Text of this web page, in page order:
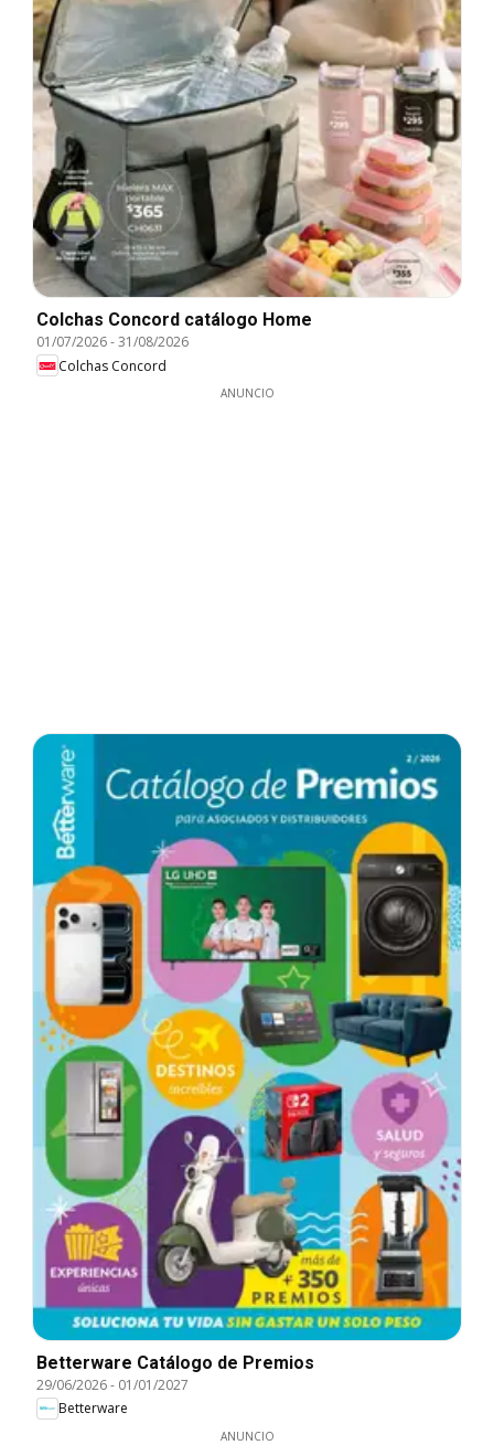
Colchas Concord catálogo Home
01/07/2026-31/08/2026
Colchas Concord
ANUNCIO
Betterware Catálogo de Premios
29/06/2026- 01/01/2027
Betterware
ANUNCIO